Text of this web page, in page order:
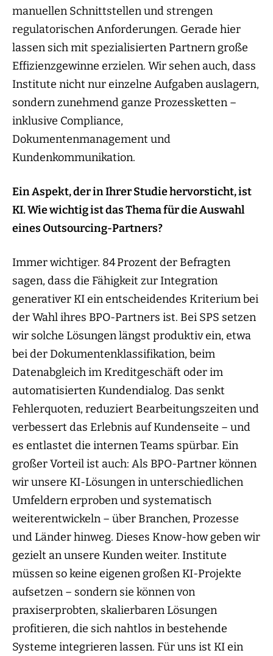
manuellen Schnittstellen und strengen
regulatorischen Anforderungen. Gerade hier
lassen sich mit spezialisierten Partnern große
Effizienzgewinne erzielen. Wir sehen auch, dass
Institute nicht nur einzelne Aufgaben auslagern,
sondern zunehmend ganze Prozessketten –
inklusive Compliance,
Dokumentenmanagement und
Kundenkommunikation.
Ein Aspekt, der in Ihrer Studie hervorsticht, ist
KI. Wie wichtig ist das Thema für die Auswahl
eines Outsourcing-Partners?
Immer wichtiger. 84 Prozent der Befragten
sagen, dass die Fähigkeit zur Integration
generativer KI ein entscheidendes Kriterium bei
der Wahl ihres BPO-Partners ist. Bei SPS setzen
wir solche Lösungen längst produktiv ein, etwa
bei der Dokumentenklassifikation, beim
Datenabgleich im Kreditgeschäft oder im
automatisierten Kundendialog. Das senkt
Fehlerquoten, reduziert Bearbeitungszeiten und
verbessert das Erlebnis auf Kundenseite – und
es entlastet die internen Teams spürbar. Ein
großer Vorteil ist auch: Als BPO-Partner können
wir unsere KI-Lösungen in unterschiedlichen
Umfeldern erproben und systematisch
weiterentwickeln – über Branchen, Prozesse
und Länder hinweg. Dieses Know-how geben wir
gezielt an unsere Kunden weiter. Institute
müssen so keine eigenen großen KI-Projekte
aufsetzen – sondern sie können von
praxiserprobten, skalierbaren Lösungen
profitieren, die sich nahtlos in bestehende
Systeme integrieren lassen. Für uns ist KI ein